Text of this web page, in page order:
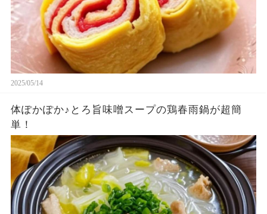
2025/05/14
体ぽかぽか♪とろ旨味噌スープの鶏春雨鍋が超簡
単！